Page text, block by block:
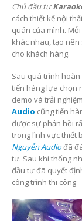
Chủ đầu tư
cách thiết kế nội
quán của mình.
khác nhau, tạo
cho khách hàng.
Sau quá trình
tiến hàng lựa chọn
demo và trải
Audio cũng tiến
được sự phản hồi
trong lĩnh vực thiết
Nguyễn Audiođã
tư. Sau khi thống
đầu tư đã quyết
công trình thi công